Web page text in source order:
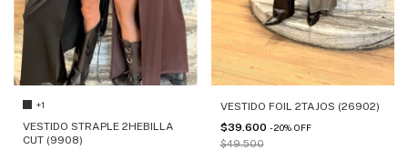
+1
VESTIDO STRAPLE 2HEBILLA
CUT (9908)
VESTIDO FOIL 2TAJOS (26902)
$39.600 -20% OFF
$49.500